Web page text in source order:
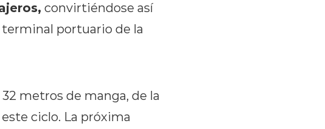
convirtiéndose así
portuario de la
metros de manga, de la
ciclo. La próxima